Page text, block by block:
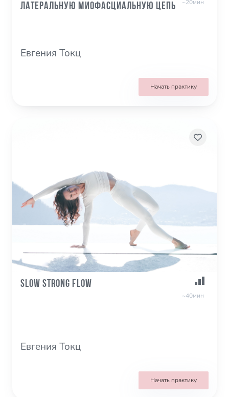
латеральную миофасциальную цепь
~20мин
Евгения Токц
Начать практику
Slow Strong Flow
~40мин
Евгения Токц
Начать практику